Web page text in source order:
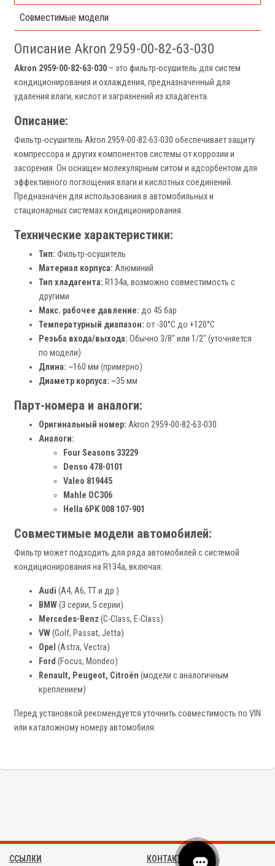
Совместимые модели
Описание Akron 2959-00-82-63-030
Akron 2959-00-82-63-030 – это фильтр-осушитель для систем
кондиционирования и охлаждения, предназначенный для
удаления влаги, кислот и загрязнений из хладагента.
Описание:
Фильтр-осушитель Akron 2959-00-82-63-030 обеспечивает защиту
компрессора и других компонентов системы от коррозии и
засорения. Он оснащен молекулярным ситом и адсорбентом для
эффективного поглощения влаги и кислотных соединений.
Предназначен для использования в автомобильных и
стационарных системах кондиционирования.
Технические характеристики:
Тип: Фильтр-осушитель
Материал корпуса: Алюминий
Тип хладагента: R134a, возможно совместимость с
другими
Макс. рабочее давление: до 45 бар
Температурный диапазон: от -30°C до +120°C
Резьба входа/выхода: Обычно 3/8" или 1/2" (уточняется
по модели)
Длина: ~160 мм (примерно)
Диаметр корпуса: ~35 мм
Парт-номера и аналоги:
Оригинальный номер: Akron 2959-00-82-63-030
Аналоги:
Four Seasons 33229
Denso 478-0101
Valeo 819445
Mahle OC306
Hella 6PK 008 107-901
Совместимые модели автомобилей:
Фильтр может подходить для ряда автомобилей с системой
кондиционирования на R134a, включая:
Audi (A4, A6, TT и др.)
BMW(3 серии, 5 серии)
Mercedes-Benz (C-Class, E-Class)
VW(Golf, Passat, Jetta)
Opel (Astra, Vectra)
Ford (Focus, Mondeo)
Renault, Peugeot, Citroën (модели с аналогичным
креплением)
Перед установкой рекомендуется уточнить совместимость по VIN
или каталожному номеру автомобиля.
ССЫЛКИ КОНТАКТЫ